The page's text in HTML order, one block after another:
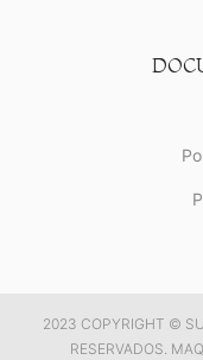
2023 COPYRIGHT ©
RESERVADOS.